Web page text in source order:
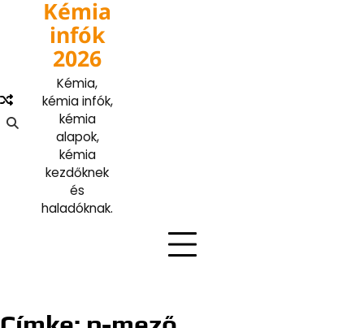
Kémia
infók
2026
Kémia,
kémia infók,
kémia
alapok,
kémia
kezdőknek
és
haladóknak.